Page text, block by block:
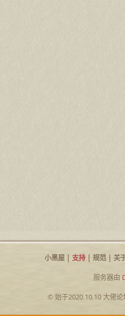
小黑屋| 支持| 规范| 关
服务器由
© 始于2020.10.10 大佬论